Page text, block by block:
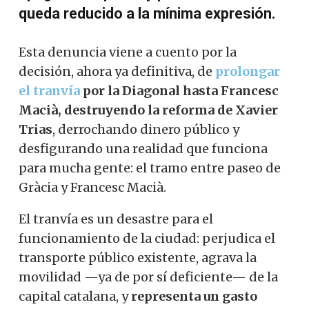
queda reducido a la mínima expresión.
Esta denuncia viene a cuento por la
decisión, ahora ya definitiva, de prolongar
el tranvía por la Diagonal hasta Francesc
Macià, destruyendo la reforma de Xavier
Trias, derrochando dinero público y
desfigurando una realidad que funciona
para mucha gente: el tramo entre paseo de
Gràcia y Francesc Macià.
El tranvía es un desastre para el
funcionamiento de la ciudad: perjudica el
transporte público existente, agrava la
movilidad —ya de por sí deficiente— de la
capital catalana, yrepresenta un gasto